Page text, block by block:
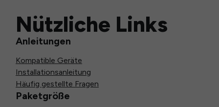
Nützliche Links
Anleitungen
Kompatible Geräte
Installationsanleitung
Häufig gestellte Fragen
Paketgröße